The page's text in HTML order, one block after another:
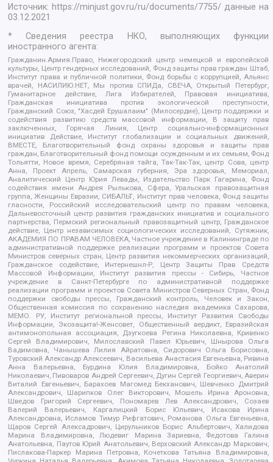
Источник: https://minjust.gov.ru/ru/documents/7755/ данные на
03.12.2021
* Сведения реестра НКО, выполняющих функции
иностранного агента:
Гражданин.Армия.Право, Нижегородский центр немецкой и европейской
культуры, Центр гендерных исследований, Фонд защиты прав граждан Штаб,
Институт права и публичной политики, Фонд борьбы с коррупцией, Альянс
врачей, НАСИЛИЮ.НЕТ, Мы против СПИДа, СВЕЧА, Открытый Петербург,
Гуманитарное действие, Лига Избирателей, Правовая инициатива,
Гражданская инициатива против экологической преступности,
Гражданский Союз, "Хасдей Ерушалаим" (Милосердие), Центр поддержки и
содействия развитию средств массовой информации, В защиту прав
заключенных, Горячая Линия, Центр социально-информационных
инициатив Действие, Институт глобализации и социальных движений,
ВМЕСТЕ, Благотворительный фонд охраны здоровья и защиты прав
граждан, Благотворительный фонд помощи осужденным и их семьям, Фонд
Тольятти, Новое время, Серебряная тайга, Так-Так-Так, центр Сова, центр
Анна, Проект Апрель, Самарская губерния, Эра здоровья, Мемориал,
Аналитический Центр Юрия Левады, Издательство Парк Гагарина, Фонд
содействия имени Андрея Рылькова, Сфера, Уральская правозащитная
группа, Женщины Евразии, СИБАЛЬТ, Институт прав человека, Фонд защиты
гласности, Российский исследовательский центр по правам человека,
Дальневосточный центр развития гражданских инициатив и социального
партнерства, Пермский региональный правозащитный центр, Гражданское
действие, Центр независимых социологических исследований, Сутяжник,
АКАДЕМИЯ ПО ПРАВАМ ЧЕЛОВЕКА, Частное учреждение в Калининграде по
административной поддержке реализации программ и проектов Совета
Министров северных стран, Центр развития некоммерческих организаций,
Гражданское содействие, Интернешнл-Р, Центр Защиты Прав Средств
Массовой Информации, Институт развития прессы - Сибирь, Частное
учреждение в Санкт-Петербурге по административной поддержке
реализации программ и проектов Совета Министров Северных Стран, Фонд
поддержки свободы прессы, Гражданский контроль, Человек и Закон,
Общественная комиссия по сохранению наследия академика Сахарова,
МЕМО. РУ, Институт региональной прессы, Институт Развития Свободы
Информации, Экозащита!-Женсовет, Общественный вердикт, Евразийская
антимонопольная ассоциация, Дзугкоева Регина Николаевна, Кривенко
Сергей Владимирович, Милославский Павел Юрьевич, Шнырова Ольга
Вадимовна, Чанышева Лилия Айратовна, Сидорович Ольга Борисовна,
Туровский Александр Алексеевич, Васильева Анастасия Евгеньевна, Ривина
Анна Валерьевна, Бурдина Юлия Владимировна, Бойко Анатолий
Николаевич, Пивоваров Андрей Сергеевич, Дугин Сергей Георгиевич, Аверин
Виталий Евгеньевич, Барахоев Магомед Бекханович, Шевченко Дмитрий
Александрович, Шарипков Олег Викторович, Мошель Ирина Ароновна,
Шведов Григорий Сергеевич, Пономарев Лев Александрович, Созаев
Валерий Валерьевич, Каргалицкий Борис Юльевич, Исакова Ирина
Александровна, Исламов Тимур Рифгатович, Романова Ольга Евгеньевна,
Щаров Сергей Алексадрович, Цирульников Борис Альбертович, Халидова
Марина Владимировна, Людевиг Марина Зариевна, Федотова Галина
Анатольевна, Паутов Юрий Анатольевич, Верховский Александр Маркович,
Пислакова-Паркер Марина Петровна, Кочеткова Татьяна Владимировна,